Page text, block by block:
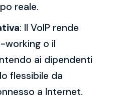
reale.
: Il VoIP rende
working o il
ai dipendenti
flessibile da
a Internet.